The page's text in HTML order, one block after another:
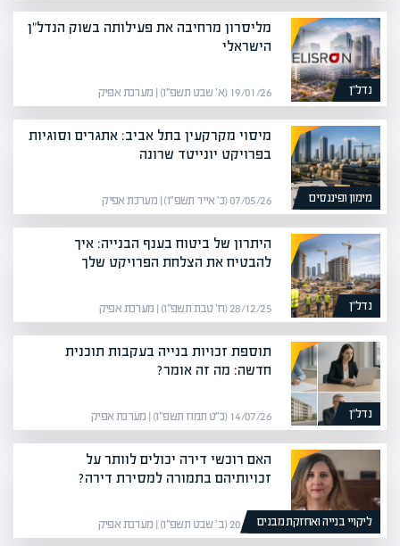
נדל”ן
מליסרון מרחיבה את פעילותה בשוק הנדל"ן
הישראלי
19/01/26 (א׳ שבט תשפ״ו) | מערכת אפיק
מימון ופיננסים
מיסוי מקרקעין בתל אביב: אתגרים וסוגיות
בפרויקט יונייטד שרונה
07/05/26 (כ׳ אייר תשפ״ו) | מערכת אפיק
נדל”ן
היתרון של ביטוח בענף הבנייה: איך
להבטיח את הצלחת הפרויקט שלך
28/12/25 (ח׳ טבת תשפ״ו) | מערכת אפיק
נדל”ן
תוספת זכויות בנייה בעקבות תוכנית
חדשה: מה זה אומר?
14/07/26 (כ״ט תמוז תשפ״ו) | מערכת אפיק
ליקויי בנייה ואחזקת מבנים
האם רוכשי דירה יכולים לוותר על
זכויותיהם בתמורה למסירת דירה?
20/01/26 (ב׳ שבט תשפ״ו) | מערכת אפיק